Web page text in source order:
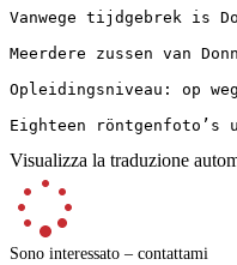
Vanwege tijdgebrek is
Meerdere zussen van
Opleidingsniveau: op
Eighteen röntgenfoto’s
Visualizza la traduzione
Sono interessato – contattami